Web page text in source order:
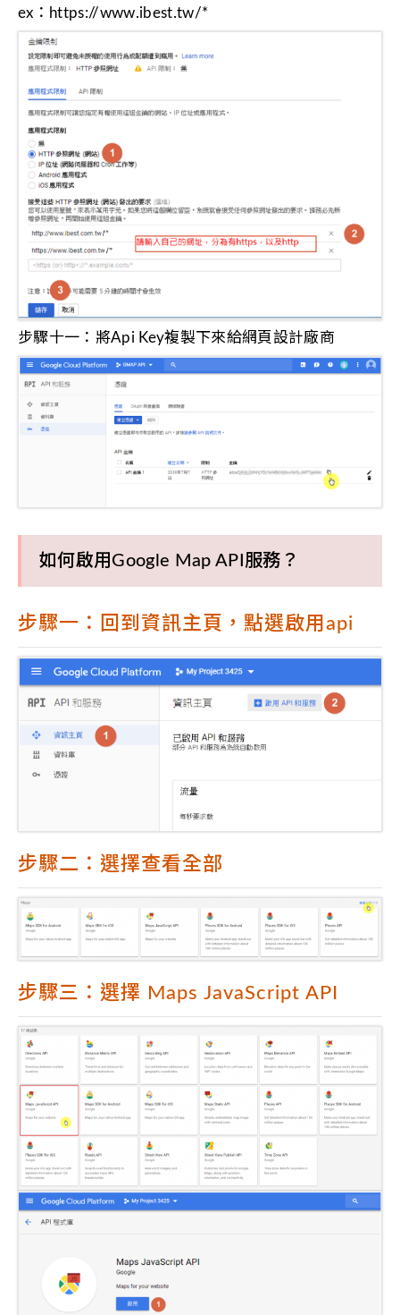
ex：https://www.ibest.tw/*
步驟十一：將Api Key複製下來給網頁設計廠商
如何啟用Google Map API服務？
步驟一：回到資訊主頁，點選啟用api
步驟二：選擇查看全部
步驟三：選擇 Maps JavaScript API